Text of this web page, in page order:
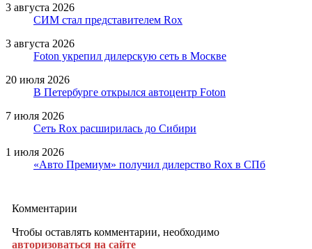
3 августа 2026
СИМ стал представителем Rox
3 августа 2026
Foton укрепил дилерскую сеть в Москве
20 июля 2026
В Петербурге открылся автоцентр Foton
7 июля 2026
Сеть Rox расширилась до Сибири
1 июля 2026
«Авто Премиум» получил дилерство Rox в СПб
Комментарии
Чтобы оставлять комментарии, необходимо
авторизоваться на сайте